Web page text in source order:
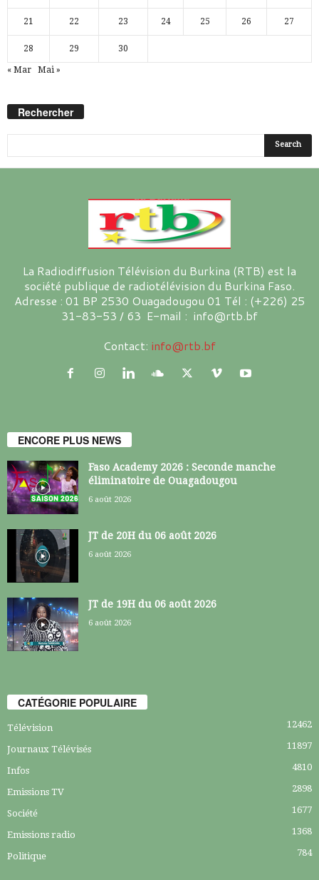
21 22 23 24 25 26 27
28 29 30
« Mar Mai »
Rechercher
La Radiodiffusion Télévision du Burkina (RTB) est la
société publique de radiotélévision du Burkina Faso.
Adresse : 01 BP 2530 Ouagadougou 01 Tél : (+226) 25
31-83-53 / 63 E-mail : info@rtb.bf
Contact: info@rtb.bf
ENCORE PLUS NEWS
Faso Academy 2026 : Seconde manche
éliminatoire de Ouagadougou
6 août 2026
JT de 20H du 06 août 2026
6 août 2026
JT de 19H du 06 août 2026
6 août 2026
CATÉGORIE POPULAIRE
Télévision 12462
Journaux Télévisés 11897
Infos 4810
Emissions TV 2898
Société 1677
Emissions radio 1368
Politique 784